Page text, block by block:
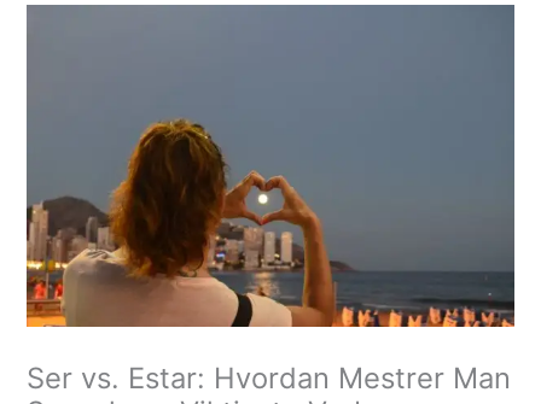
Ser vs. Estar: Hvordan Mestrer Man